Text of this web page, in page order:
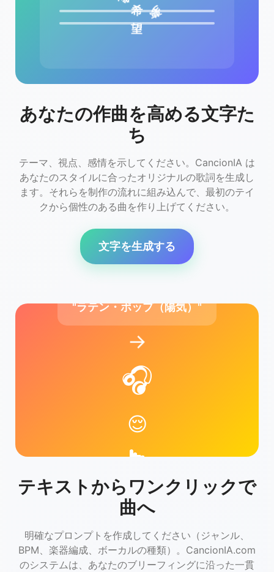
あなたの作曲を高める文字た
ち
テーマ、視点、感情を示してください。CancionIA は
あなたのスタイルに合ったオリジナルの歌詞を生成し
ます。それらを制作の流れに組み込んで、最初のテイ
クから個性のある曲を作り上げてください。
文字を生成する
夢
希
テキストからワンクリックで
曲へ
明確なプロンプトを作成してください（ジャンル、
BPM、楽器編成、ボーカルの種類）。CancionIA.com
のシステムは、あなたのブリーフィングに沿った一貫
"ラテン・ポップ（陽気）"
→
🎧
😌